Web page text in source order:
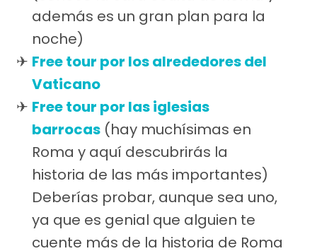
además es un gran plan para la
noche)
Free tour por los alrededores del
Vaticano
Free tour por las iglesias
barrocas (hay muchísimas en
Roma y aquí descubrirás la
historia de las más importantes)
Deberías probar, aunque sea uno,
ya que es genial que alguien te
cuente más de la historia de Roma